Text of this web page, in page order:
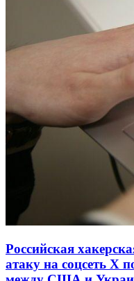
Российская
атаку на соцсеть Х